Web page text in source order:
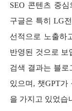
SEO 콘텐츠 중
구글은 특히 LG
선적으로 노출하
반영된 것으로 보
검색 결과는 블로
있으며, 챗GPT
을 가지고 있었습